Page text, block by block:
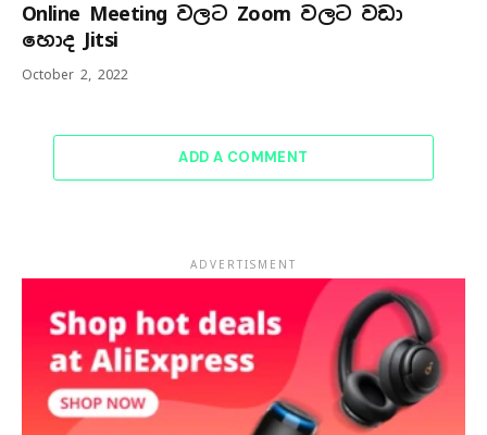
Online Meeting වලට Zoom වලට වඩා
හොද Jitsi
October 2, 2022
ADD A COMMENT
ADVERTISMENT